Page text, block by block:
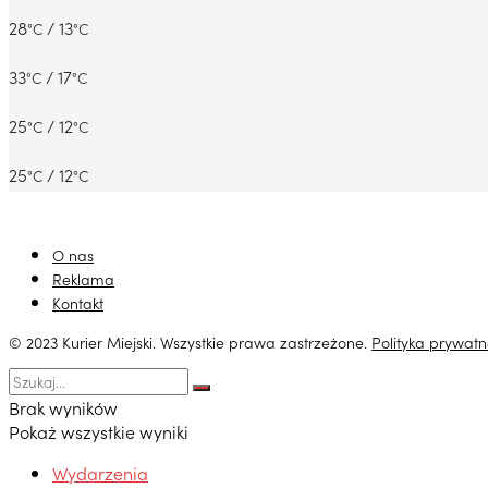
28°C / 13°C
33°C / 17°C
25°C / 12°C
25°C / 12°C
O nas
Reklama
Kontakt
© 2023 Kurier Miejski. Wszystkie prawa zastrzeżone. Polityka
Brak wyników
Pokaż wszystkie wyniki
Wydarzenia